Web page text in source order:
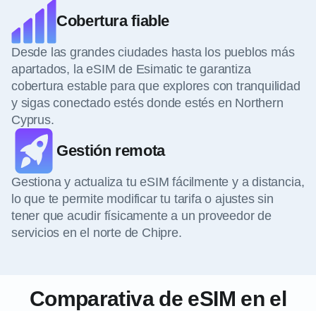
Cobertura fiable
Desde las grandes ciudades hasta los pueblos más
apartados, la eSIM de Esimatic te garantiza
cobertura estable para que explores con tranquilidad
y sigas conectado estés donde estés en Northern
Cyprus.
Gestión remota
Gestiona y actualiza tu eSIM fácilmente y a distancia,
lo que te permite modificar tu tarifa o ajustes sin
tener que acudir físicamente a un proveedor de
servicios en el norte de Chipre.
Comparativa de eSIM en el